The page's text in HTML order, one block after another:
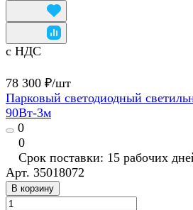
с НДС
78 300 ₽/шт
Парковый светодиодный
90Вт-3м
0
0
Срок поставки: 15 рабочих
Арт. 35018072
В корзину